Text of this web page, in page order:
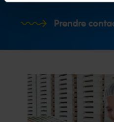
Prendre